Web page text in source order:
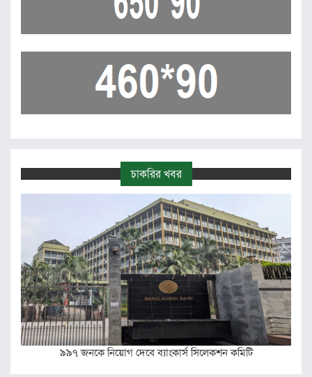
চাকরির খবর
৯৯৭ জনকে নিয়োগ দেবে ব্যাংকার্স সিলেকশন কমিটি